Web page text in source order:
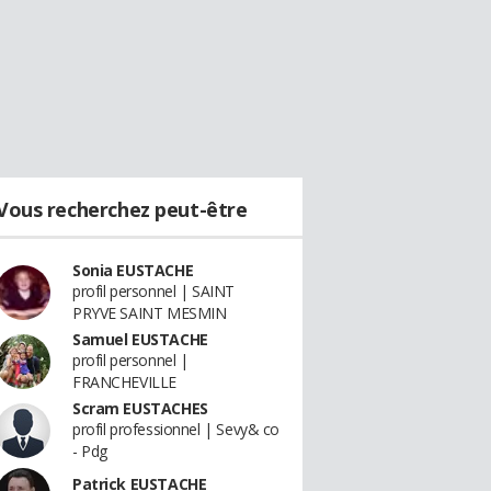
recherchez peut-être
Sonia EUSTACHE
profil personnel | SAINT
PRYVE SAINT MESMIN
Samuel EUSTACHE
profil personnel |
FRANCHEVILLE
Scram EUSTACHES
profil professionnel | Sevy& co
- Pdg
Patrick EUSTACHE